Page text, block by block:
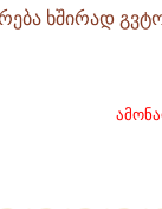
ხშირად